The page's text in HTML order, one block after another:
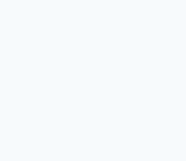
fallecidos el